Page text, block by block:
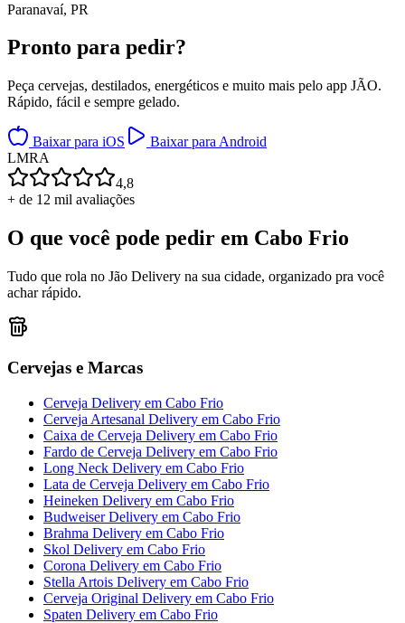
Paranavaí, PR
Pronto para pedir?
Peça cervejas, destilados, energéticos e muito mais pelo app JÃO.
Rápido, fácil e sempre gelado.
Baixar para iOS
Baixar para Android
LMRA
4,8
+ de 12 mil avaliações
O que você pode pedir em Cabo Frio
Tudo que rola no Jão Delivery na sua cidade, organizado pra você
achar rápido.
Cervejas e Marcas
Cerveja Delivery em Cabo Frio
Cerveja Artesanal Delivery em Cabo Frio
Caixa de Cerveja Delivery em Cabo Frio
Fardo de Cerveja Delivery em Cabo Frio
Long Neck Delivery em Cabo Frio
Lata de Cerveja Delivery em Cabo Frio
Heineken Delivery em Cabo Frio
Budweiser Delivery em Cabo Frio
Brahma Delivery em Cabo Frio
Skol Delivery em Cabo Frio
Corona Delivery em Cabo Frio
Stella Artois Delivery em Cabo Frio
Cerveja Original Delivery em Cabo Frio
Spaten Delivery em Cabo Frio